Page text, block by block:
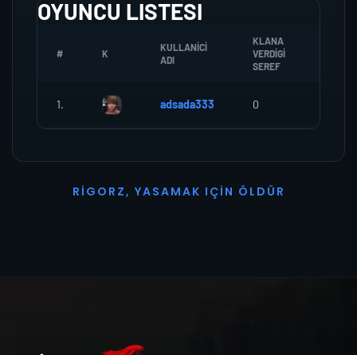
OYUNCU LISTESI
# K
KULLANICI
ADI
KLANA
VERDIGI
SEREF
1. adsada333 0
R I G O R Z, YASAMAK I ÇI N Ö L D Ü R